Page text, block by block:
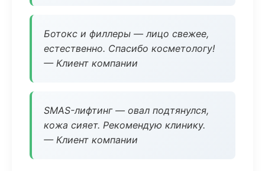
Ботокс и филлеры — лицо свежее,
естественно. Спасибо косметологу!
— Клиент компании
SMAS-лифтинг — овал подтянулся,
кожа сияет. Рекомендую клинику.
— Клиент компании